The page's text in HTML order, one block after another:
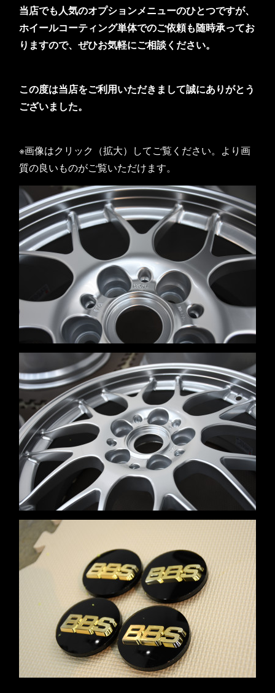
当店でも人気のオプションメニューのひとつですが、
ホイールコーティング単体でのご依頼も随時承ってお
りますので、ぜひお気軽にご相談ください。
この度は当店をご利用いただきまして誠にありがとう
ございました。
※画像はクリック（拡大）してご覧ください。より画
質の良いものがご覧いただけます。